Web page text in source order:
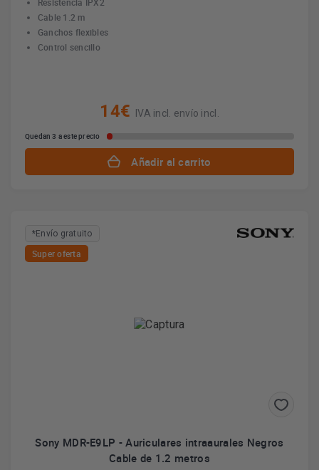
Cable 1.2 m
Ganchos flexibles
Control sencillo
14€ IVA incl. envío incl.
Quedan 3 a este precio
Añadir al carrito
*Envío gratuito
Super oferta
Sony MDR-E9LP - Auriculares intraaurales Negros
Cable de 1.2 metros